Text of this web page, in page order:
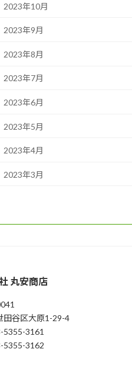
2023年10月
2023年9月
2023年8月
2023年7月
2023年6月
2023年5月
2023年4月
2023年3月
丸安商店
田谷区大原1-29-4
5355-3161
5355-3162